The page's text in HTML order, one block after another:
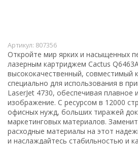
Артикул: 807356
Откройте мир ярких и насыщенных
лазерным картриджем Cactus
высококачественный, совместимый
специально для использования в
LaserJet 4730, обеспечивая плавное
изображение. С ресурсом в 12000
офисных нужд, больших тиражей
маркетинговых материалов.
расходные материалы на этот
и наслаждайтесь стабильностью и